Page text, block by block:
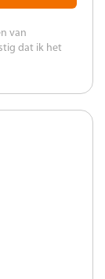
van
dat ik het